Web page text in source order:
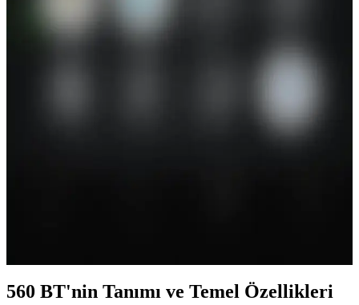
iOS 26.5 Beta 1 Güncellemesi: Haritalarda
Reklamlar, RCS Şifreleme ve Üçüncü Taraf
uca şifreleme ve üçüncü taraf giyilebilir cihaz desteği gibi
yeniliklerle kullanıcı deneyimini ve güvenliği etkiliyor.
560 BT'nin Tanımı ve Temel Özellikleri